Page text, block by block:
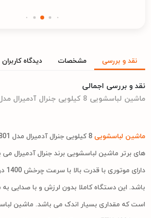
نقد و بررسی مشخصات دیدگاه کاربران
نقد و بررسی اجمالی
ماشین لباسشویی 8 کیلویی جنرال آدمیرال مدل FTU 4801
ماشین لباسشویی
های برتر ماشین لباسشویی برند جنرال آدمیرال
است که مقداری بسیار اندک می باشد. ماشین